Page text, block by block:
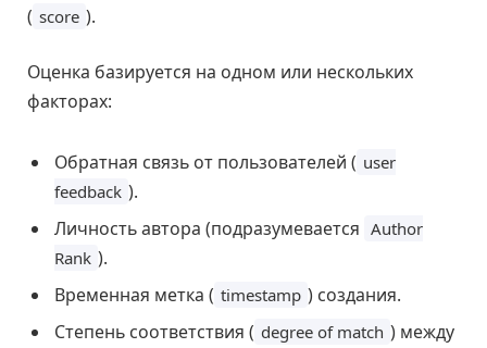
( score ).
Оценка базируется на одном или нескольких
факторах:
Обратная связь от пользователей ( user
feedback ).
Личность автора (подразумевается Author
Rank ).
Временная метка ( timestamp ) создания.
Степень соответствия ( degree of match ) между